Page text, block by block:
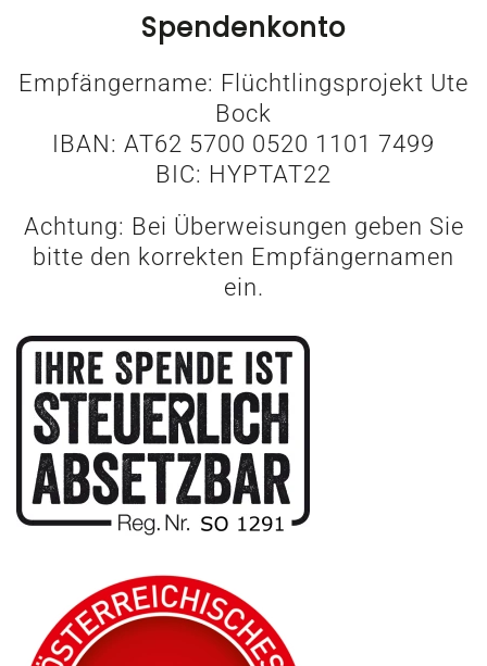
Spendenkonto
Empfängername: Flüchtlingsprojekt Ute
Bock
IBAN: AT62 5700 0520 1101 7499
BIC: HYPTAT22
Achtung: Bei Überweisungen geben Sie
bitte den korrekten Empfängernamen
ein.